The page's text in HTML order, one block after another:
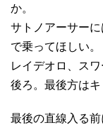
か。
サトノアーサー
で乗ってほしい。
レイデオロ、ス
後ろ。最後方はキ
最後の直線入る